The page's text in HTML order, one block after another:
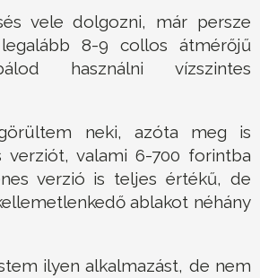
vele dolgozni, már persze
8-9 collos átmérőjű
használni vízszintes
neki, azóta meg is
valami 6-700 forintba
verzió is teljes értékű, de
ablakot néhány
ilyen alkalmazást, de nem